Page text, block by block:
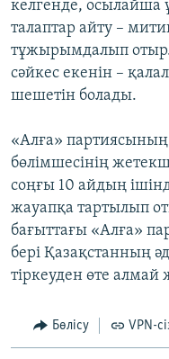
келгенде,
талаптар айту –
тұжырымдалып
сәйкес екенін –
шешетін болады.
«Алға»
бөлімшесінің
соңғы 10 айдың
жауапқа тартылып
бағыттағы «Алға»
бері Қазақстанның
тіркеуден өте алмай
Бөлісу VPN-